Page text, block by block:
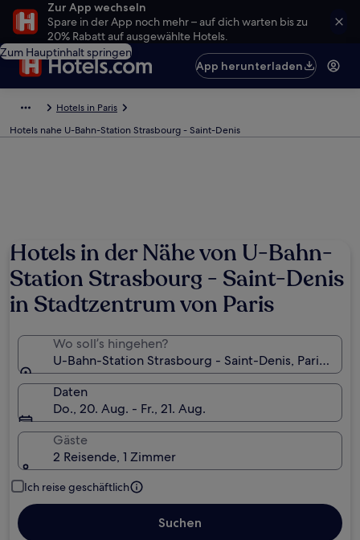
Zur App wechseln
Spare in der App noch mehr – auf dich warten bis zu
20% Rabatt auf ausgewählte Hotels.
Zum Hauptinhalt springen
App herunterladen
Hotels in Paris
Hotels nahe U-Bahn-Station Strasbourg - Saint-Denis
Hotels in der Nähe von U-Bahn-
Station Strasbourg - Saint-Denis
in Stadtzentrum von Paris
Wo soll’s hingehen?
U-Bahn-Station Strasbourg - Saint-Denis, Paris,
Daten
Do., 20. Aug. - Fr., 21. Aug.
Gäste
2 Reisende, 1 Zimmer
Ich reise geschäftlich
Suchen